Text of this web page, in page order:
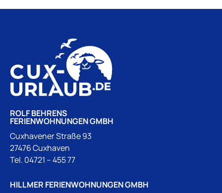
ROLF BEHRENS
FERIENWOHNUNGEN GMBH
Cuxhavener Straße 93
27476 Cuxhaven
Tel. 04721 – 455 77
HILLMER FERIENWOHNUNGEN GMBH